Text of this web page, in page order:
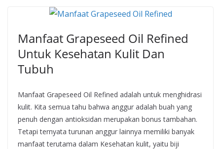
Manfaat Grapeseed Oil Refined
Untuk Kesehatan Kulit Dan
Tubuh
Manfaat Grapeseed Oil Refined adalah untuk menghidrasi
kulit. Kita semua tahu bahwa anggur adalah buah yang
penuh dengan antioksidan merupakan bonus tambahan.
Tetapi ternyata turunan anggur lainnya memiliki banyak
manfaat terutama dalam Kesehatan kulit, yaitu biji